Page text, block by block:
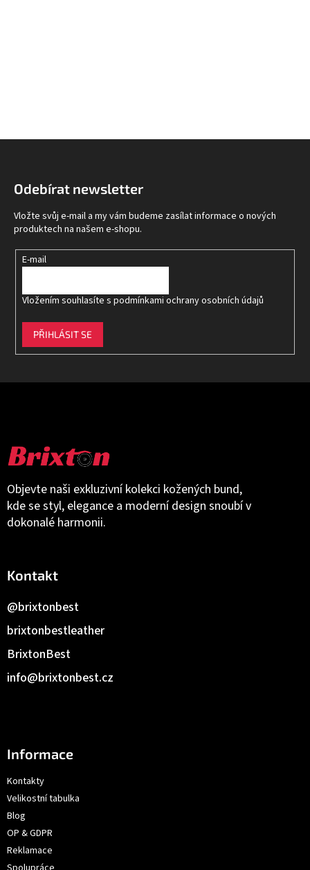
Objevte naši exkluzivní kolekci kožených bund,
kde se styl, elegance a moderní design snoubí v
dokonalé harmonii.
Kontakt
info@brixtonbest.cz
BrixtonBest
brixtonbestleather
@brixtonbest
Informace
Kontakty
Velikostní tabulka
Blog
OP & GDPR
Reklamace
Odebírat newsletter
Vložte svůj e-mail a my vám budeme zasílat informace o nových
produktech na našem e-shopu.
E-mail
Vložením souhlasíte s podmínkami ochrany osobních údajů
PŘIHLÁSIT SE